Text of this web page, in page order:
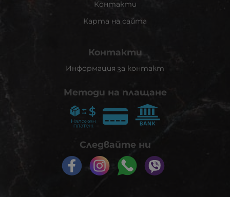
Контакти
Карта на сайта
Контакти
Информация за контакт
Методи на плащане
Следвайте ни